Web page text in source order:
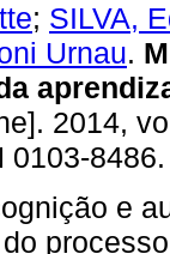
; SILVA,
Urnau.
2014,
0103-8486.
e